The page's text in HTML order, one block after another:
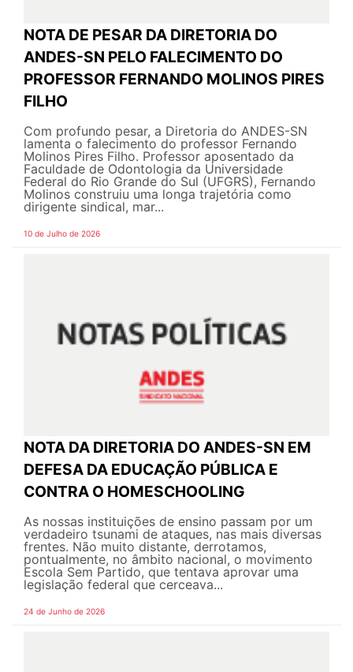
NOTA DE PESAR DA DIRETORIA DO
ANDES-SN PELO FALECIMENTO DO
PROFESSOR FERNANDO MOLINOS PIRES
FILHO
Com profundo pesar, a Diretoria do ANDES-SN
lamenta o falecimento do professor Fernando
Molinos Pires Filho. Professor aposentado da
Faculdade de Odontologia da Universidade
Federal do Rio Grande do Sul (UFGRS), Fernando
Molinos construiu uma longa trajetória como
dirigente sindical, mar...
10 de Julho de 2026
NOTA DA DIRETORIA DO ANDES-SN EM
DEFESA DA EDUCAÇÃO PÚBLICA E
CONTRA O HOMESCHOOLING
As nossas instituições de ensino passam por um
verdadeiro tsunami de ataques, nas mais diversas
frentes. Não muito distante, derrotamos,
pontualmente, no âmbito nacional, o movimento
Escola Sem Partido, que tentava aprovar uma
legislação federal que cerceava...
24 de Junho de 2026